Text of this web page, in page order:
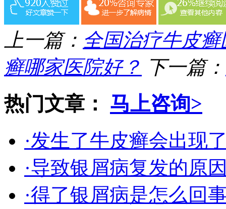
上一篇： 全国治疗牛皮
癣哪家医院好？ 下一篇：
热门文章： 马上咨询>
·发生了牛皮癣会出现
·导致银屑病复发的原
·得了银屑病是怎么回